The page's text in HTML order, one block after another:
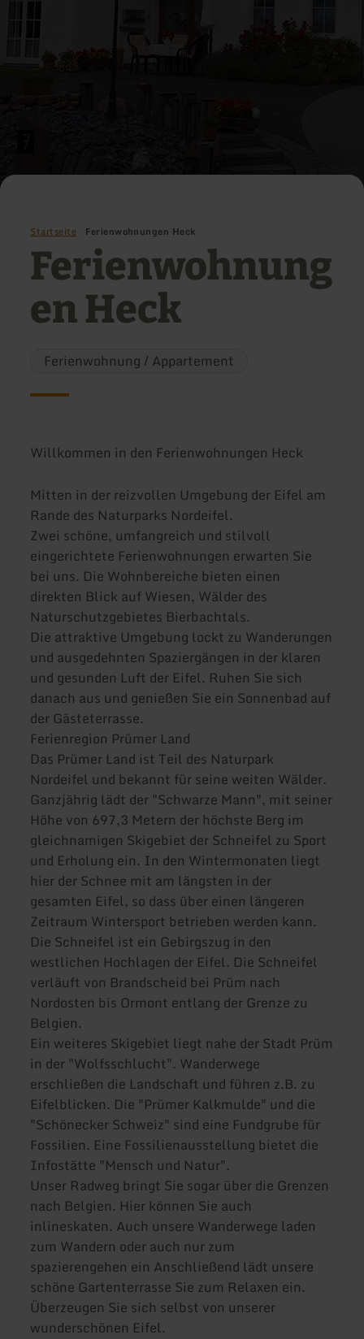
Startseite Ferienwohnungen Heck
Ferienwohnung
en Heck
Ferienwohnung / Appartement
Willkommen in den Ferienwohnungen Heck
Mitten in der reizvollen Umgebung der Eifel am
Rande des Naturparks Nordeifel.
Zwei schöne, umfangreich und stilvoll
eingerichtete Ferienwohnungen erwarten Sie
bei uns. Die Wohnbereiche bieten einen
direkten Blick auf Wiesen, Wälder des
Naturschutzgebietes Bierbachtals.
Die attraktive Umgebung lockt zu Wanderungen
und ausgedehnten Spaziergängen in der klaren
und gesunden Luft der Eifel. Ruhen Sie sich
danach aus und genießen Sie ein Sonnenbad auf
der Gästeterrasse.
Ferienregion Prümer Land
Das Prümer Land ist Teil des Naturpark
Nordeifel und bekannt für seine weiten Wälder.
Ganzjährig lädt der "Schwarze Mann", mit seiner
Höhe von 697,3 Metern der höchste Berg im
gleichnamigen Skigebiet der Schneifel zu Sport
und Erholung ein. In den Wintermonaten liegt
hier der Schnee mit am längsten in der
gesamten Eifel, so dass über einen längeren
Zeitraum Wintersport betrieben werden kann.
Die Schneifel ist ein Gebirgszug in den
westlichen Hochlagen der Eifel. Die Schneifel
verläuft von Brandscheid bei Prüm nach
Nordosten bis Ormont entlang der Grenze zu
Belgien.
Ein weiteres Skigebiet liegt nahe der Stadt Prüm
in der "Wolfsschlucht". Wanderwege
erschließen die Landschaft und führen z.B. zu
Eifelblicken. Die "Prümer Kalkmulde" und die
"Schönecker Schweiz" sind eine Fundgrube für
Fossilien. Eine Fossilienausstellung bietet die
Infostätte "Mensch und Natur".
Unser Radweg bringt Sie sogar über die Grenzen
nach Belgien. Hier können Sie auch
inlineskaten. Auch unsere Wanderwege laden
zum Wandern oder auch nur zum
spazierengehen ein Anschließend lädt unsere
schöne Gartenterrasse Sie zum Relaxen ein.
Überzeugen Sie sich selbst von unserer
wunderschönen Eifel.